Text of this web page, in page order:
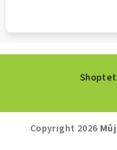
Copyright 2026